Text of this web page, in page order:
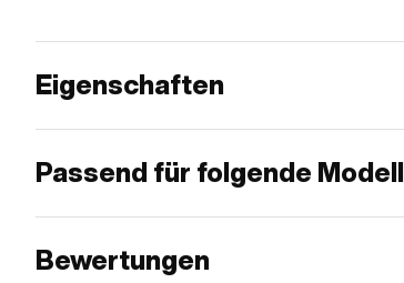
Eigenschaften
Passend für folgende
Bewertungen